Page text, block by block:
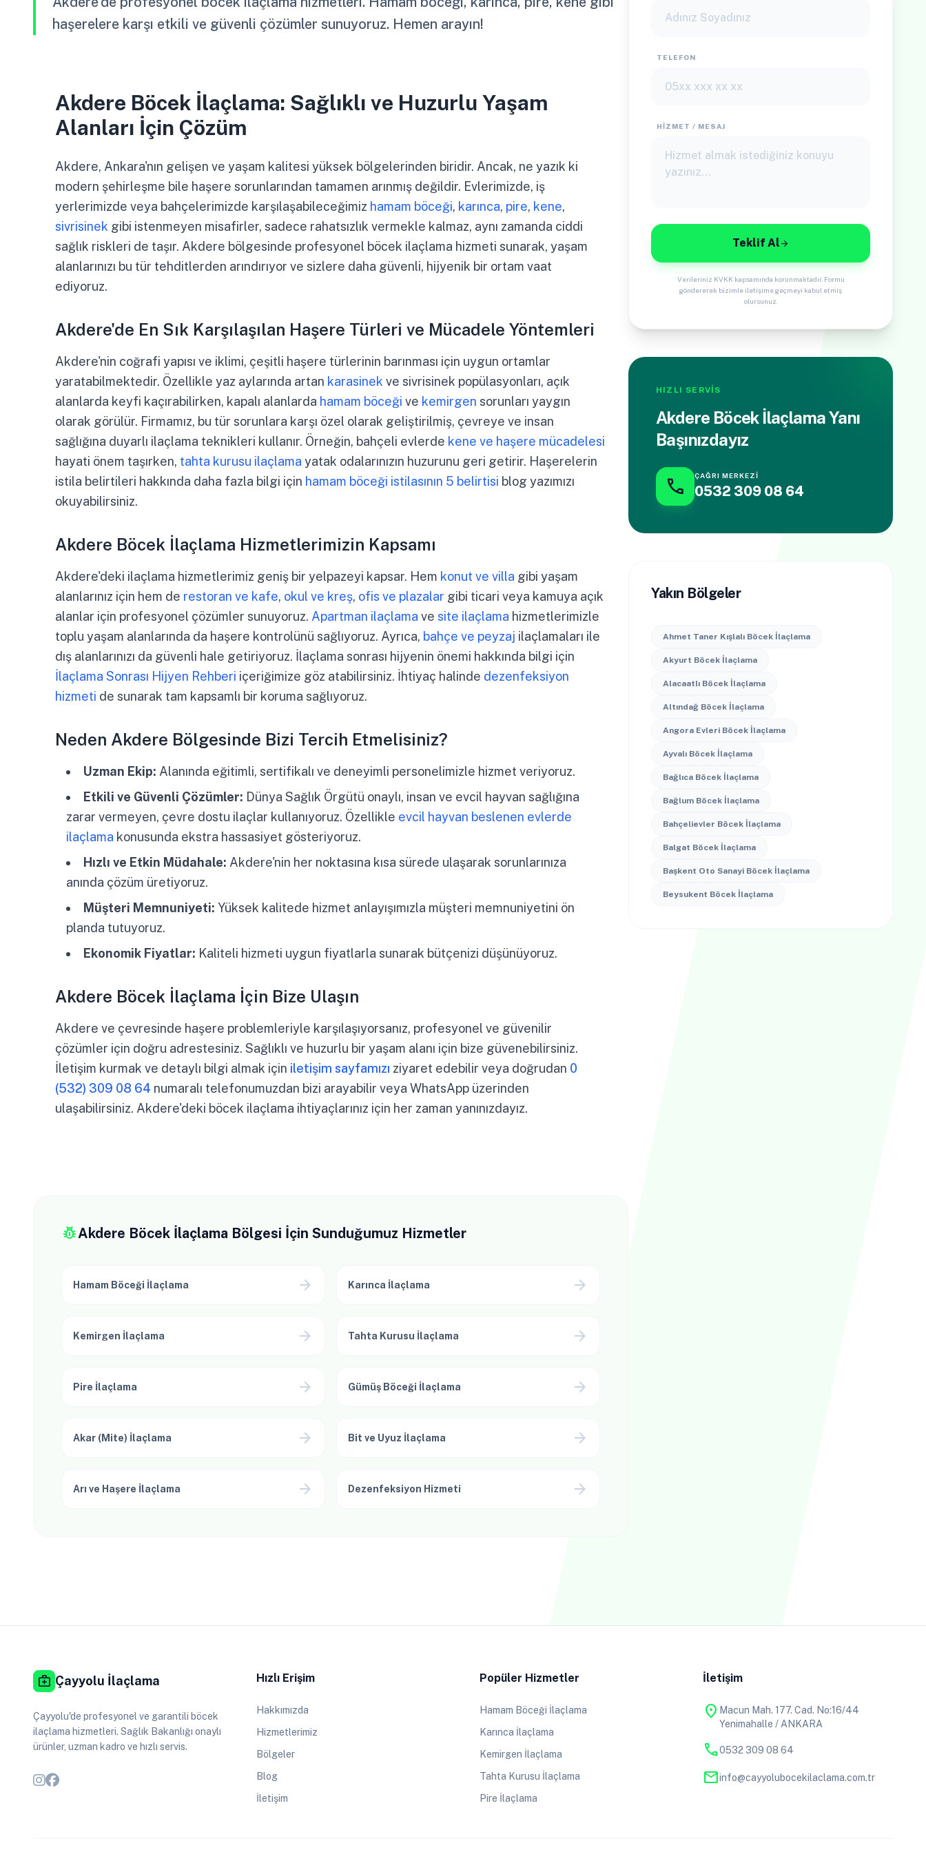
haşerelere karşı etkili ve güvenli çözümler sunuyoruz. Hemen arayın!
Akdere Böcek İlaçlama: Sağlıklı ve Huzurlu Yaşam
Alanları İçin Çözüm
Akdere, Ankara'nın gelişen ve yaşam kalitesi yüksek bölgelerinden biridir. Ancak, ne yazık ki
modern şehirleşme bile haşere sorunlarından tamamen arınmış değildir. Evlerimizde, iş
yerlerimizde veya bahçelerimizde karşılaşabileceğimiz hamam böceği, karınca, pire, kene,
sivrisinek gibi istenmeyen misafirler, sadece rahatsızlık vermekle kalmaz, aynı zamanda ciddi
sağlık riskleri de taşır. Akdere bölgesinde profesyonel böcek ilaçlama hizmeti sunarak, yaşam
alanlarınızı bu tür tehditlerden arındırıyor ve sizlere daha güvenli, hijyenik bir ortam vaat
ediyoruz.
Akdere'de En Sık Karşılaşılan Haşere Türleri ve Mücadele Yöntemleri
Akdere'nin coğrafi yapısı ve iklimi, çeşitli haşere türlerinin barınması için uygun ortamlar
yaratabilmektedir. Özellikle yaz aylarında artan karasinek ve sivrisinek popülasyonları, açık
alanlarda keyfi kaçırabilirken, kapalı alanlarda hamam böceği ve kemirgen sorunları yaygın
olarak görülür. Firmamız, bu tür sorunlara karşı özel olarak geliştirilmiş, çevreye ve insan
sağlığına duyarlı ilaçlama teknikleri kullanır. Örneğin, bahçeli evlerde kene ve haşere mücadelesi
hayati önem taşırken, tahta kurusu ilaçlama yatak odalarınızın huzurunu geri getirir. Haşerelerin
istila belirtileri hakkında daha fazla bilgi için hamam böceği istilasının 5 belirtisi blog yazımızı
okuyabilirsiniz.
Akdere Böcek İlaçlama Hizmetlerimizin Kapsamı
Akdere'deki ilaçlama hizmetlerimiz geniş bir yelpazeyi kapsar. Hem konut ve villa gibi yaşam
alanlarınız için hem de restoran ve kafe, okul ve kreş, ofis ve plazalar gibi ticari veya kamuya açık
alanlar için profesyonel çözümler sunuyoruz. Apartman ilaçlama ve site ilaçlama hizmetlerimizle
toplu yaşam alanlarında da haşere kontrolünü sağlıyoruz. Ayrıca, bahçe ve peyzaj ilaçlamaları ile
dış alanlarınızı da güvenli hale getiriyoruz. İlaçlama sonrası hijyenin önemi hakkında bilgi için
İlaçlama Sonrası Hijyen Rehberi içeriğimize göz atabilirsiniz. İhtiyaç halinde dezenfeksiyon
hizmeti de sunarak tam kapsamlı bir koruma sağlıyoruz.
Neden Akdere Bölgesinde Bizi Tercih Etmelisiniz?
Uzman Ekip: Alanında eğitimli, sertifikalı ve deneyimli personelimizle hizmet veriyoruz.
Etkili ve Güvenli Çözümler: Dünya Sağlık Örgütü onaylı, insan ve evcil hayvan sağlığına
zarar vermeyen, çevre dostu ilaçlar kullanıyoruz. Özellikle evcil hayvan beslenen evlerde
ilaçlama konusunda ekstra hassasiyet gösteriyoruz.
Hızlı ve Etkin Müdahale: Akdere'nin her noktasına kısa sürede ulaşarak sorunlarınıza
anında çözüm üretiyoruz.
Müşteri Memnuniyeti: Yüksek kalitede hizmet anlayışımızla müşteri memnuniyetini ön
planda tutuyoruz.
Ekonomik Fiyatlar: Kaliteli hizmeti uygun fiyatlarla sunarak bütçenizi düşünüyoruz.
Akdere Böcek İlaçlama İçin Bize Ulaşın
Akdere ve çevresinde haşere problemleriyle karşılaşıyorsanız, profesyonel ve güvenilir
çözümler için doğru adrestesiniz. Sağlıklı ve huzurlu bir yaşam alanı için bize güvenebilirsiniz.
İletişim kurmak ve detaylı bilgi almak için iletişim sayfamızı ziyaret edebilir veya doğrudan 0
(532) 309 08 64 numaralı telefonumuzdan bizi arayabilir veya WhatsApp üzerinden
ulaşabilirsiniz. Akdere'deki böcek ilaçlama ihtiyaçlarınız için her zaman yanınızdayız.
pest_controlAkdere Böcek İlaçlama Bölgesi İçin Sunduğumuz Hizmetler
Hamam Böceği İlaçlama arrow_forward Karınca İlaçlama arrow_forward
Kemirgen İlaçlama arrow_forward Tahta Kurusu İlaçlama arrow_forward
Pire İlaçlama arrow_forward Gümüş Böceği İlaçlama arrow_forward
Akar (Mite) İlaçlama arrow_forward Bit ve Uyuz İlaçlama arrow_forward
Arı ve Haşere İlaçlama arrow_forward Dezenfeksiyon Hizmeti arrow_forward
TELEFON
HIZMET / MESAJ
Teklif Alarrow_forward
Verileriniz KVKK kapsamında korunmaktadır. Formu
göndererek bizimle iletişime geçmeyi kabul etmiş
olursunuz.
HIZLI SERVİS
Akdere Böcek İlaçlama Yanı
Başınızdayız
call ÇAĞRI MERKEZI
0532 309 08 64
Yakın Bölgeler
Ahmet Taner Kışlalı Böcek İlaçlama
Akyurt Böcek İlaçlama
Alacaatlı Böcek İlaçlama
Altındağ Böcek İlaçlama
Angora Evleri Böcek İlaçlama
Ayvalı Böcek İlaçlama
Bağlıca Böcek İlaçlama
Bağlum Böcek İlaçlama
Bahçelievler Böcek İlaçlama
Balgat Böcek İlaçlama
Başkent Oto Sanayi Böcek İlaçlama
Beysukent Böcek İlaçlama
medical_services Çayyolu İlaçlama
Çayyolu'de profesyonel ve garantili böcek
ilaçlama hizmetleri. Sağlık Bakanlığı onaylı
ürünler, uzman kadro ve hızlı servis.
Hızlı Erişim
Hakkımızda
Hizmetlerimiz
Bölgeler
Blog
İletişim
Popüler Hizmetler
Hamam Böceği İlaçlama
Karınca İlaçlama
Kemirgen İlaçlama
Tahta Kurusu İlaçlama
Pire İlaçlama
İletişim
location_on Macun Mah. 177. Cad. No:16/44
Yenimahalle / ANKARA
phone0532 309 08 64
mailinfo@cayyolubocekilaclama.com.tr